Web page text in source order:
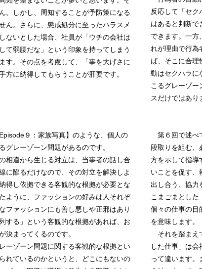
。しかし、周知することが予防策になる
ん。さらに、懲戒処分に至ったハラスメ
ないとした場合、社員が「ウチの会社は
て弱腰だな」という印象を持ってしまう
す。その点を考慮して、「事を大げさに
方に納得してもらうことが肝要です。
反応して「セク
はあると判断で
できます。一方
れが理由で行為
ば、そこに合理
動はセクハラに
こるグレーゾー
スだけではあり
９：家族写真】のような、個人の
グレーゾーン問題があるのです。
相違から生じる対立は、当事者の話し合
に陥るだけなので、その対立を解決しよ
得し依拠できる客観的な根拠が必要とな
ように、ファッションの好みは人それぞ
ファッションにも善し悪しや正邪はあり
する」という客観的な根拠があれば、お
決まってくるのです。
ーゾーン問題に関する客観的な根拠とい
れているのかというと、どこにもないの
第６回で述べ
段取りを組む、
方を示して指導
いことを促す、
出し合う、協力
こまごまとした
個々の仕事の目
を意味します。
それを踏まえ
した仕事」は
って違います。